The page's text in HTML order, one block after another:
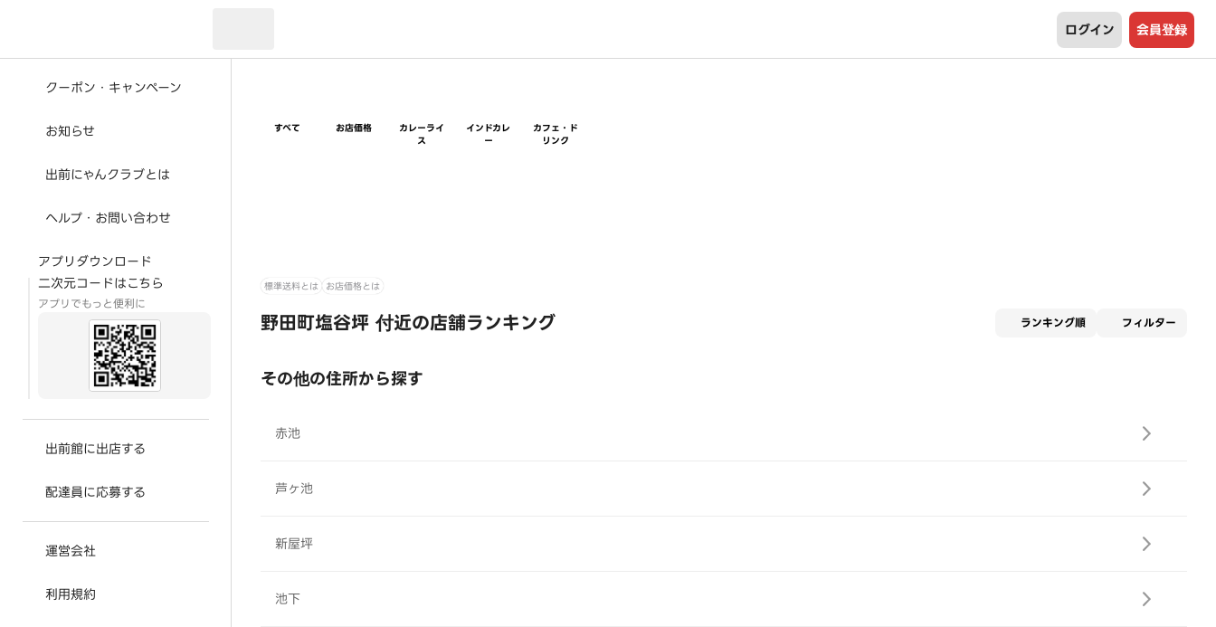
ログイン 会員登録
クーポン・キャンペーン
お知らせ
出前にゃんクラブとは
ヘルプ・お問い合わせ
アプリダウンロード
二次元コードはこちら
アプリでもっと便利に
出前館に出店する
配達員に応募する
運営会社
利用規約
すべて お店価格
カレーライ
ス
インドカレ
ー
カフェ・ド
リンク
標準送料とは お店価格とは
野田町塩谷坪 付近の店舗ランキング ランキング順 フィルター
その他の住所から探す
赤池
芦ヶ池
新屋坪
池下